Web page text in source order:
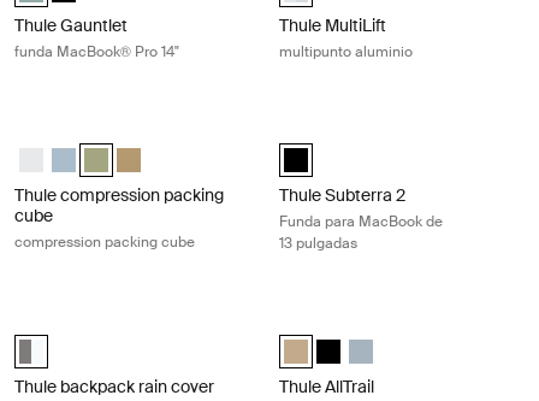
Thule Gauntlet
funda MacBook® Pro 14"
Thule MultiLift
multipunto aluminio
Thule compression packing cube small Blanco
Thule compression packing cube small Gris estanque
Thule compression packing cube small Verde suave
Thule compression packing cube Beige suave
Thule compression packing
cube
compression packing cube
Thule Subterra MacBook sleeve
Thule Subterra 2
Funda para MacBook de
13 pulgadas
Thule backpack rain cover Plata (selected)
Thule backpack rain cover
Thule AllTrail Daypack 25L Caqui
Thule AllTrail Daypack 25L
Thule AllTrail Daypack
Thule AllTrail